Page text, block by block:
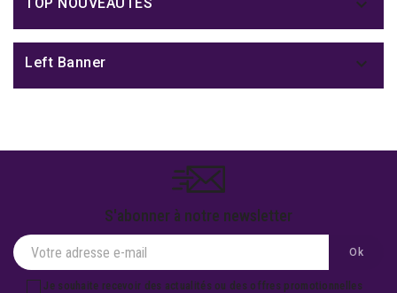

Left Banner 
S'abonner à notre newsletter
Je souhaite recevoir des actualités ou des offres promotionnelles